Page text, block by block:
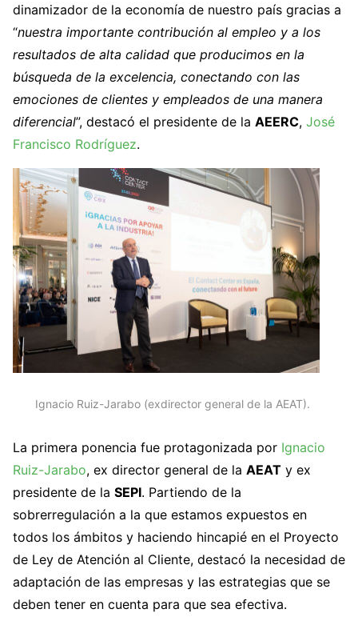
dinamizador de la economía de nuestro país gracias a
“nuestra importante contribución al empleo y a los
resultados de alta calidad que producimos en la
búsqueda de la excelencia, conectando con las
emociones de clientes y empleados de una manera
diferencial”, destacó el presidente de la AEERC, José
Francisco Rodríguez.
Ignacio Ruiz-Jarabo (exdirector general de la AEAT).
La primera ponencia fue protagonizada por Ignacio
Ruiz-Jarabo, ex director general de la AEAT y ex
presidente de la SEPI. Partiendo de la
sobrerregulación a la que estamos expuestos en
todos los ámbitos y haciendo hincapié en el Proyecto
de Ley de Atención al Cliente, destacó la necesidad de
adaptación de las empresas y las estrategias que se
deben tener en cuenta para que sea efectiva.